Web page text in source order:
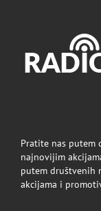
Pratite nas putem
najnovijim
putem društvenih
akcijama i